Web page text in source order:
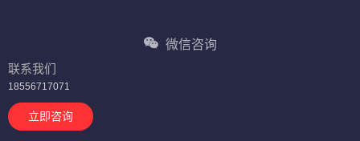
微信咨询
联系我们
18556717071
立即咨询